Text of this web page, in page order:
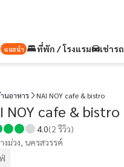
แนะนำ ที่พัก / โรงแรม เช่ารถ
นอาหาร NAI NOY cafe & bistro
NOY cafe & bistro
4.0(2 รีวิว)
งม่วง, นครสวรรค์